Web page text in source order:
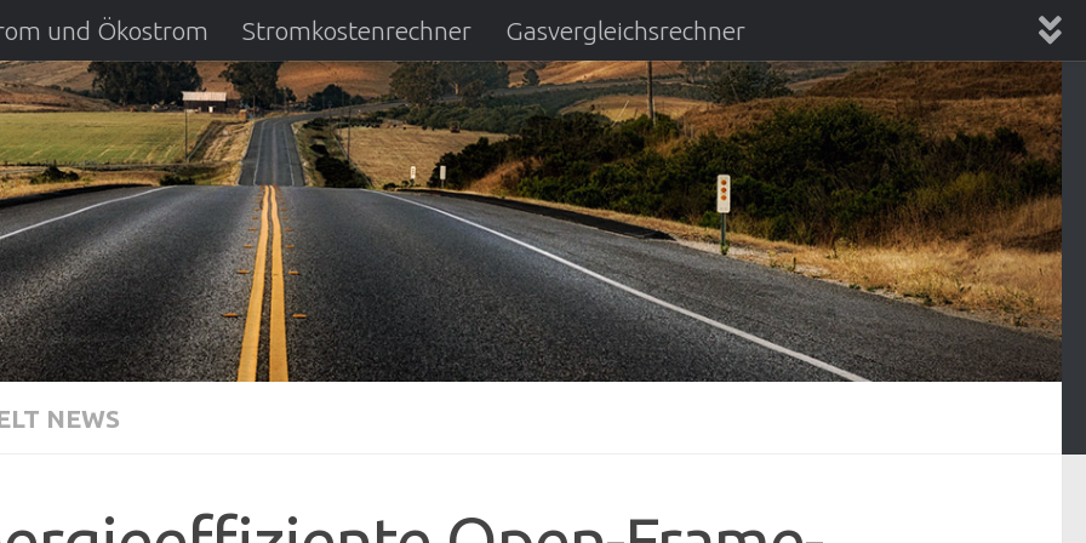
und Ökostrom Stromkostenrechner Gasvergleichsrechner
DSL Anbietervergleich Kreditvergleichsrechner
NEWS